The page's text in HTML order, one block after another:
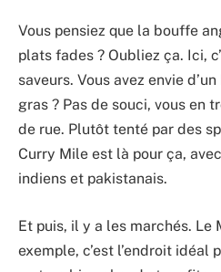
Vous pensiez que la bouffe
plats fades ? Oubliez ça. Ici,
saveurs. Vous avez envie
gras ? Pas de souci, vous en
de rue. Plutôt tenté par des
Curry Mile est là pour ça,
indiens et pakistanais.
Et puis, il y a les marchés. Le
exemple, c’est l’endroit idéal